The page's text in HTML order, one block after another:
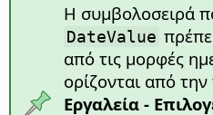
Η συμβολοσειρά
DateValue
από τις μορφές
ορίζονται από
Εργαλεία -